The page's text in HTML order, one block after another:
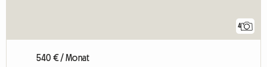
4
540 € / Monat